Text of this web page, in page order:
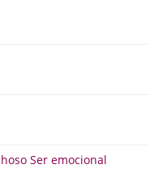
Ser emocional